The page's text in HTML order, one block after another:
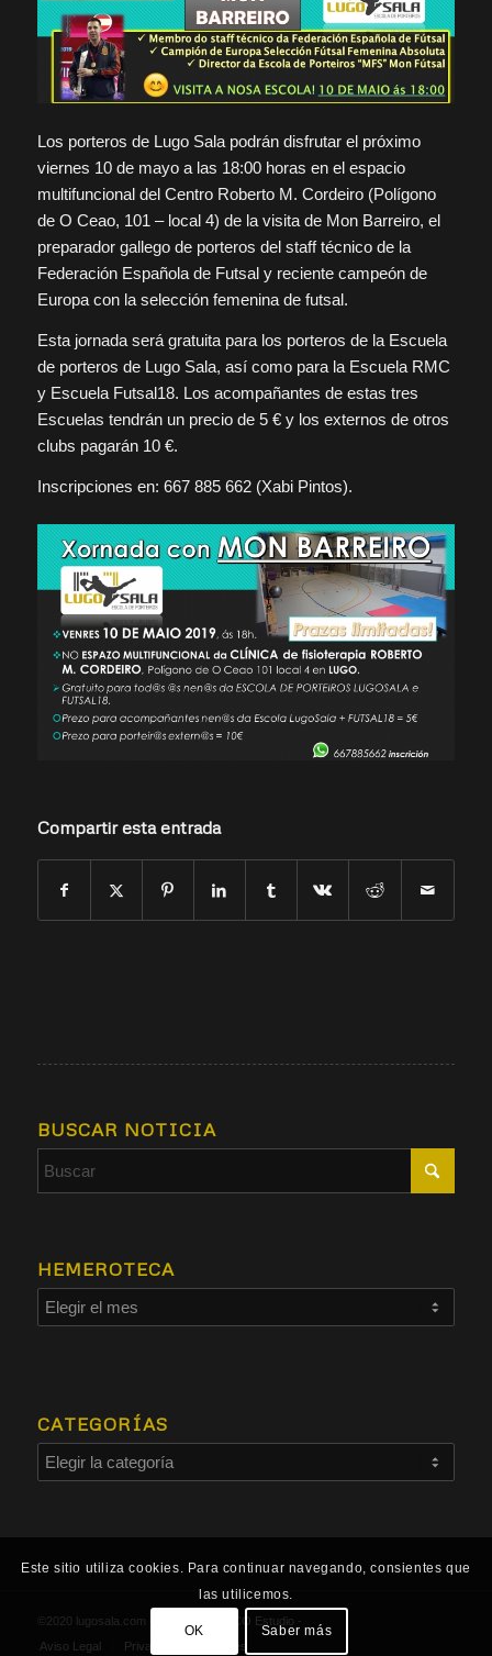
Los porteros de Lugo Sala podrán disfrutar el próximo
viernes 10 de mayo a las 18:00 horas en el espacio
multifuncional del Centro Roberto M. Cordeiro (Polígono
de O Ceao, 101 – local 4) de la visita de Mon Barreiro, el
preparador gallego de porteros del staff técnico de la
Federación Española de Futsal y reciente campeón de
Europa con la selección femenina de futsal.
Esta jornada será gratuita para los porteros de la Escuela
de porteros de Lugo Sala, así como para la Escuela RMC
y Escuela Futsal18. Los acompañantes de estas tres
Escuelas tendrán un precio de 5 € y los externos de otros
clubs pagarán 10 €.
Inscripciones en: 667 885 662 (Xabi Pintos).
Compartir esta entrada
BUSCAR NOTICIA
HEMEROTECA
CATEGORÍAS
©2020 lugosala.com - Powered by HCO Estudio -
Aviso Legal
Privacidad Cookies
Este sitio utiliza cookies. Para continuar navegando, consientes que
las utilicemos.
OK Saber más